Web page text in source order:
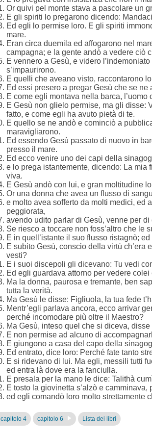
Or quivi pel monte stava a pascolare un
E gli spiriti lo pregarono dicendo:
Ed egli lo permise loro. E gli spiriti
mare.
Eran circa duemila ed affogarono nel
campagna; e la gente andò a vedere ciò
E vennero a Gesù, e videro
s’impaurirono.
E quelli che aveano visto, raccontarono
Ed essi presero a pregar Gesù che se ne
E come egli montava nella barca,
E Gesù non glielo permise, ma gli disse:
fatto, e come egli ha avuto pietà di te.
E quello se ne andò e cominciò a
maravigliarono.
Ed essendo Gesù passato di nuovo in
presso il mare.
Ed ecco venire uno dei capi della
e lo prega istantemente, dicendo: La
viva.
E Gesù andò con lui, e gran moltitudine
Or una donna che avea un flusso di
e molto avea sofferto da molti medici, ed
peggiorata,
avendo udito parlar di Gesù, venne per
Se riesco a toccare non foss’altro che le
E in quell’istante il suo flusso ristagnò;
E subito Gesù, conscio della virtù
vesti?
E i suoi discepoli gli dicevano: Tu vedi
Ed egli guardava attorno per vedere colei
Ma la donna, paurosa e tremante, ben
tutta la verità.
Ma Gesù le disse: Figliuola, la tua fede
Mentr’egli parlava ancora, ecco arrivar
perché incomodare più oltre il Maestro?
Ma Gesù, inteso quel che si diceva,
E non permise ad alcuno di
E giungono a casa del capo della
Ed entrato, dice loro: Perché fate tanto
E si ridevano di lui. Ma egli, messili tutti
ed entra là dove era la fanciulla.
E presala per la mano le dice: Talithà
E tosto la giovinetta s’alzò e
ed egli comandò loro molto strettamente
capitolo 4 capitolo 6 Lista dei libri